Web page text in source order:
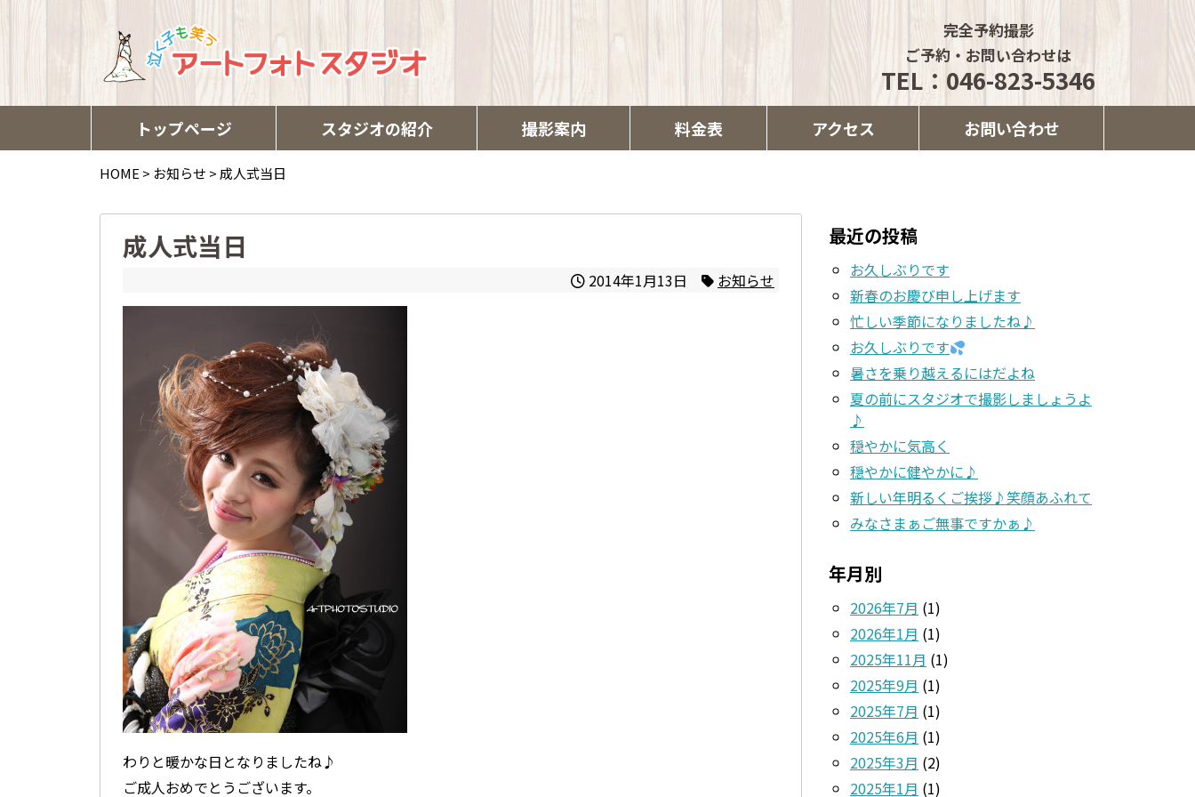
完全予約撮影
ご予約・お問い合わせは
TEL：046-823-5346
トップページ スタジオの紹介 撮影案内 料金表 アクセス お問い合わせ
HOME > お知らせ > 成人式当日
成人式当日
2014年1月13日 お知らせ
わりと暖かな日となりましたね♪
ご成人おめでとうございます。
最近の投稿
お久しぶりです
新春のお慶び申し上げます
忙しい季節になりましたね♪
お久しぶりです
暑さを乗り越えるにはだよね
夏の前にスタジオで撮影しましょうよ
♪
穏やかに気高く
穏やかに健やかに♪
新しい年明るくご挨拶♪笑顔あふれて
みなさまぁご無事ですかぁ♪
年月別
2026年7月 (1)
2026年1月 (1)
2025年11月 (1)
2025年9月 (1)
2025年7月 (1)
2025年6月 (1)
2025年3月 (2)
2025年1月 (1)